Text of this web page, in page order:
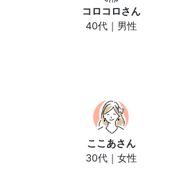
コロコロ さん
40代｜男性
ここあさん
30代｜女性